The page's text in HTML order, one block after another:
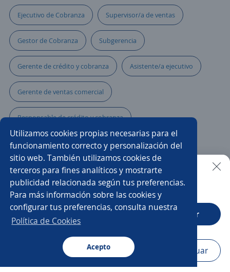
Utilizamos cookies propias necesarias para el
funcionamiento correcto y personalización del
sitio web. También utilizamos cookies de
terceros para fines analíticos y mostrarte
publicidad relacionada según tus preferencias.
Para más información sobre las cookies y
configurar tus preferencias, consulta nuestra
Política de Cookies
Acepto
Buscar Postulaciones Avisos Favoritos
Ejecutivo de Cobranza Supervisor/a de ventas
Gestor de Cobranza Subgerencia
Gerente de crédito y cobranza Asistente/a ejecutivo
Gerente de ventas comercial
Responsable de crédito y cobranza
Gerente de ventas y atención a clientes
Agente ventas telemarketing
Gerente de ventas agencia automotriz
EJECUTIVO DE ATENCIÓN A CLIENTES Gestor domiciliario
Ejecutivo cobranza
Buscar es más fácil en la app
CT App Abrir
Navegador Continuar